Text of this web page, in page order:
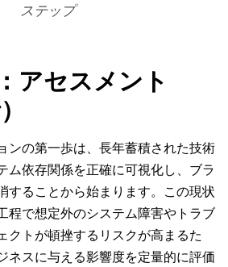
ステップ
アセスメント
ンの第一歩は、長年蓄積された技術
ム依存関係を正確に可視化し、ブラ
することから始まります。この現状
程で想定外のシステム障害やトラブ
クトが頓挫するリスクが高まるた
ネスに与える影響度を定量的に評価